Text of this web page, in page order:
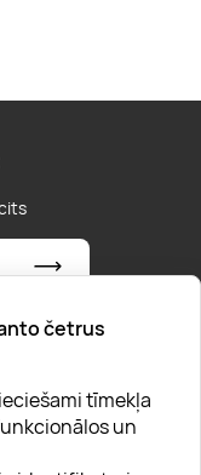
četrus
tīmekļa
un